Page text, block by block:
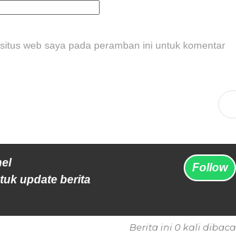
web saya pada peramban ini untuk komentar
update berita
Follow
Berita ini 0 kali dibaca